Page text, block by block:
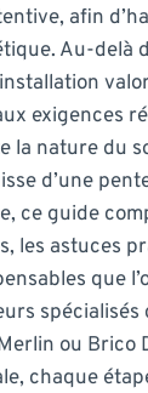
afin
Au-delà
exigences
la nature du
d’une
ce guide
les astuces
que
spécialisés
ou Brico
chaque